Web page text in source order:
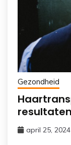
Gezondheid
resultaten
april 25, 2024